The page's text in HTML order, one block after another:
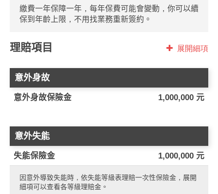
繳費一年保障一年，每年保費可能會變動，你可以續
保到年齡上限，不用找業務重新簽約。
理賠項目 展開細項
意外身故
意外身故保險金 1,000,000 元
意外失能
失能保險金 1,000,000 元
因意外導致失能時，依失能等級表理賠一次性保險金，展開
細項可以查看各等級理賠金。